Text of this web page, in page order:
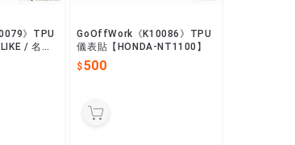
》TPU
/ 名流
GoOffWork《K10086》TPU
儀表貼【HONDA-NT1100】
500